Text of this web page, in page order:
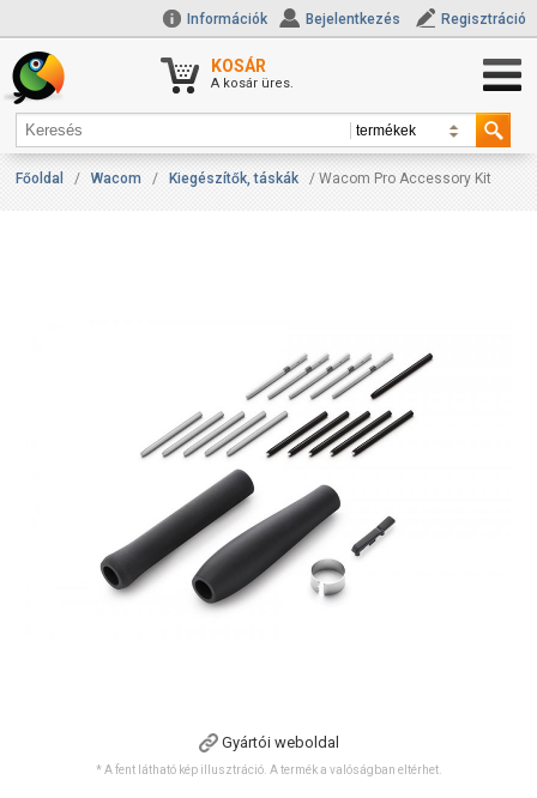
Információk Bejelentkezés Regisztráció
KOSÁR
A kosár üres.
Főoldal / Wacom / Kiegészítők, táskák / Wacom Pro Accessory Kit
Gyártói weboldal
* A fent látható kép illusztráció. A termék a valóságban eltérhet.